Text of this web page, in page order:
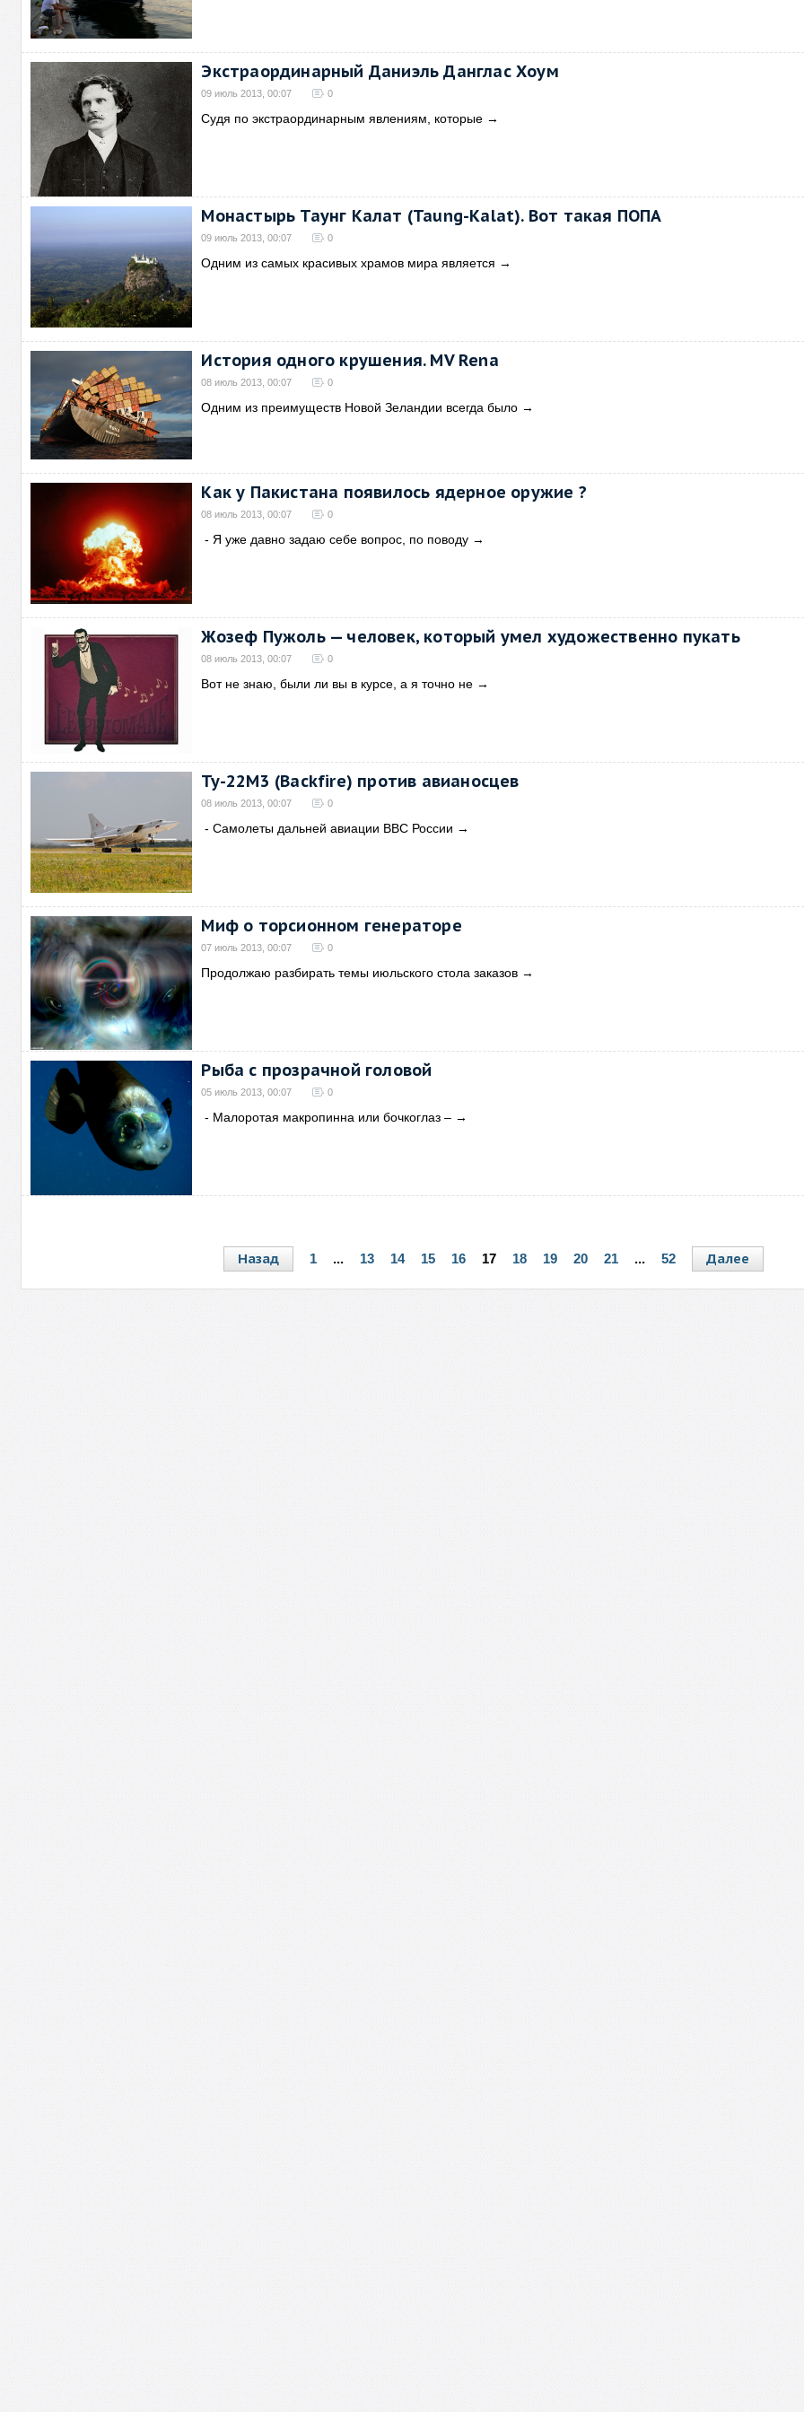
Экстраординарный Даниэль Данглас Хоум
09 июль 2013, 00:07 0
Судя по экстраординарным явлениям, которые →
Монастырь Таунг Калат (Taung-Kalat). Вот такая ПОПА
09 июль 2013, 00:07 0
Одним из самых красивых храмов мира является →
История одного крушения. MV Rena
08 июль 2013, 00:07 0
Одним из преимуществ Новой Зеландии всегда было →
Как у Пакистана появилось ядерное оружие ?
08 июль 2013, 00:07 0
- Я уже давно задаю себе вопрос, по поводу →
Жозеф Пужоль — человек, который умел художественно пукать
08 июль 2013, 00:07 0
Вот не знаю, были ли вы в курсе, а я точно не →
Ту-22М3 (Backfire) против авианосцев
08 июль 2013, 00:07 0
- Самолеты дальней авиации ВВС России →
Миф о торсионном генераторе
07 июль 2013, 00:07 0
Продолжаю разбирать темы июльского стола заказов →
Рыба с прозрачной головой
05 июль 2013, 00:07 0
- Малоротая макропинна или бочкоглаз – →
Назад 1 ... 13 14 15 16 17 18 19 20 21 ... 52 Далее